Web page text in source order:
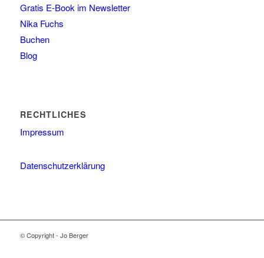
Gratis E-Book im Newsletter
Nika Fuchs
Buchen
Blog
RECHTLICHES
Impressum
Datenschutzerklärung
© Copyright - Jo Berger